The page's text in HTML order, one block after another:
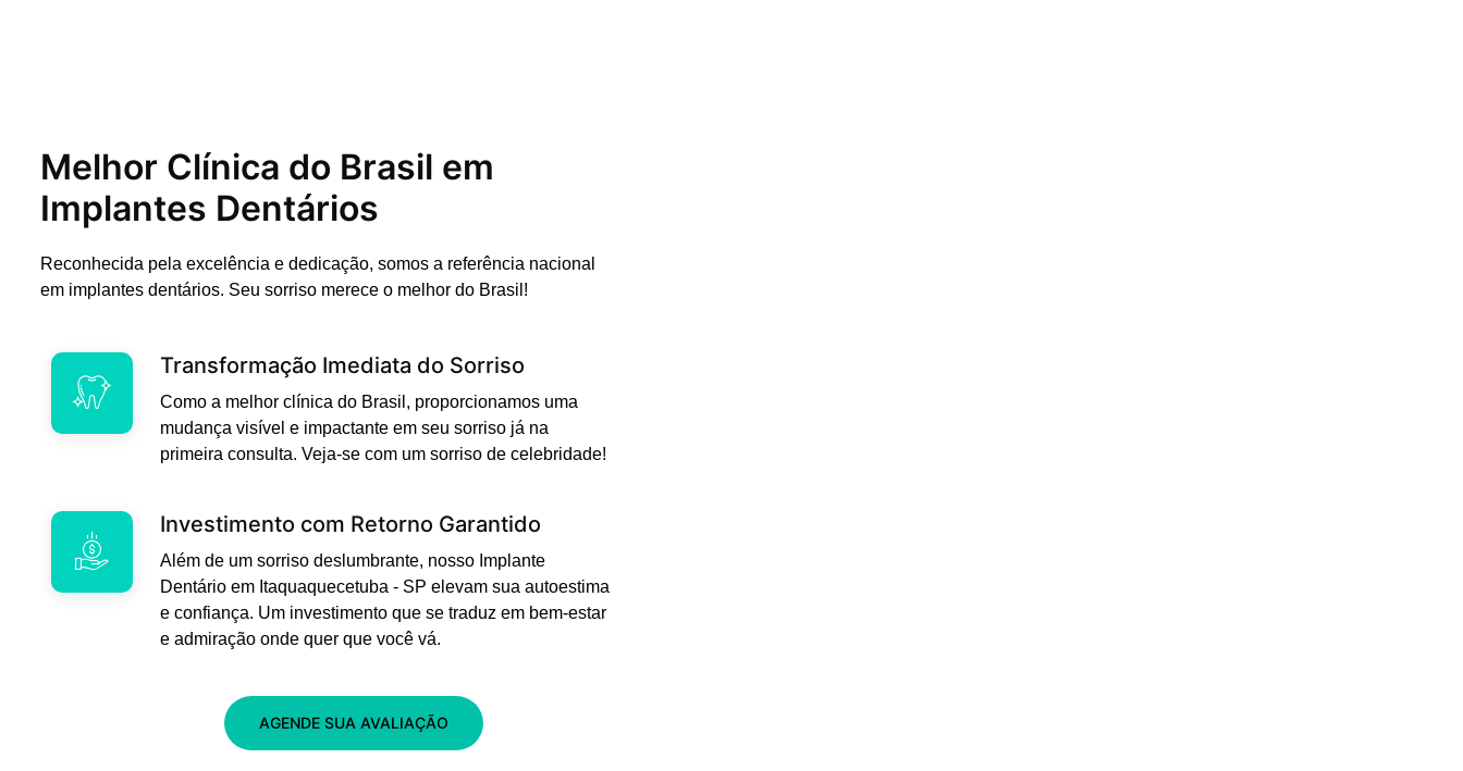
Melhor Clínica do Brasil em
Implantes Dentários
Reconhecida pela excelência e dedicação, somos a referência nacional
em implantes dentários. Seu sorriso merece o melhor do Brasil!
Transformação Imediata do Sorriso
Como a melhor clínica do Brasil, proporcionamos uma
mudança visível e impactante em seu sorriso já na
primeira consulta. Veja-se com um sorriso de celebridade!
Investimento com Retorno Garantido
Além de um sorriso deslumbrante, nosso Implante
Dentário em Itaquaquecetuba - SP elevam sua autoestima
e confiança. Um investimento que se traduz em bem-estar
e admiração onde quer que você vá.
AGENDE SUA AVALIAÇÃO